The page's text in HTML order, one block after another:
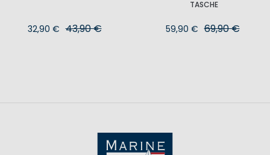
32,90 € 43,90 €
TASCHE
59,90 € 69,90 €